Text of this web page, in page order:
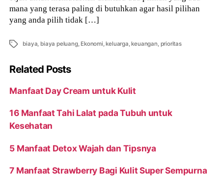
mana yang terasa paling di butuhkan agar hasil pilihan
yang anda pilih tidak […]
Tags biaya, biaya peluang, Ekonomi, keluarga, keuangan, prioritas
Related Posts
Manfaat Day Cream untuk Kulit
16 Manfaat Tahi Lalat pada Tubuh untuk
Kesehatan
5 Manfaat Detox Wajah dan Tipsnya
7 Manfaat Strawberry Bagi Kulit Super Sempurna